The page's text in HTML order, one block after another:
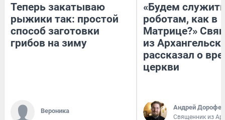
Теперь закатываю
рыжики так: простой
способ заготовки
грибов на зиму
Вероника
«Будем
роботам, как в
Матрице?»
из
рассказал о
церкви
Андрей
Священник из